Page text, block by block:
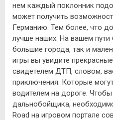
нем каждый поклонник
может получить
Германию. Тем более, что
лучше наших. На вашем пути
большие города, так и
игры вы увидите
свидетелем ДТП, словом,
приключения. Которые
водителем на дороге.
дальнобойщика,
Road на игровом портале